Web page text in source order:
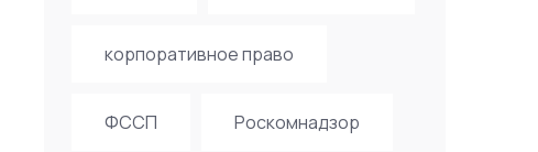
корпоративное право
ФССП Роскомнадзор